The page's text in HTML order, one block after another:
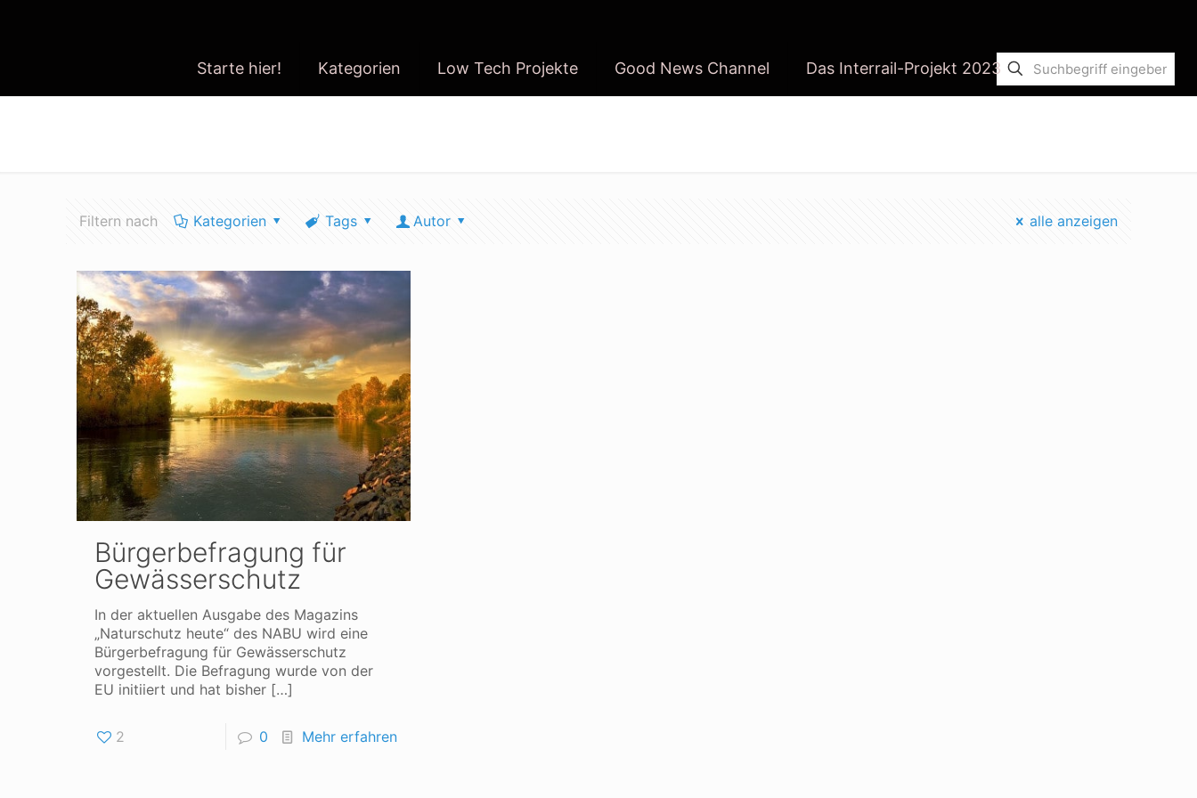
Starte hier! Kategorien Low Tech Projekte Good News Channel Das Interrail-Projekt 2023
Filtern nach Kategorien Tags Autor alle anzeigen
Bürgerbefragung für
Gewässerschutz
In der aktuellen Ausgabe des Magazins
„Naturschutz heute“ des NABU wird eine
Bürgerbefragung für Gewässerschutz
vorgestellt. Die Befragung wurde von der
EU initiiert und hat bisher[…]
2 0 Mehr erfahren